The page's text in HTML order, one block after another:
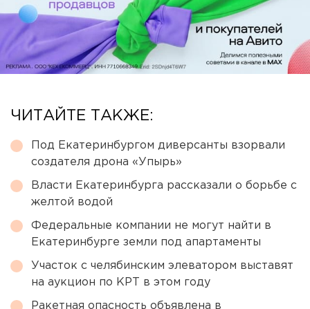
ЧИТАЙТЕ ТАКЖЕ:
Под Екатеринбургом диверсанты взорвали
создателя дрона «Упырь»
Власти Екатеринбурга рассказали о борьбе с
желтой водой
Федеральные компании не могут найти в
Екатеринбурге земли под апартаменты
Участок с челябинским элеватором выставят
на аукцион по КРТ в этом году
Ракетная опасность объявлена в